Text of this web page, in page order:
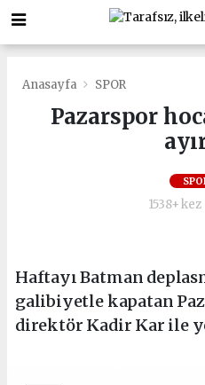
Anasayfa SPOR
Pazarspor
1538+
Haftayı Batman
galibiyetle kapatan
direktör Kadir Kar ile